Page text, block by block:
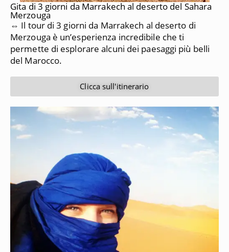
Gita di 3 giorni da Marrakech al deserto del Sahara
Merzouga
⇔ Il tour di 3 giorni da Marrakech al deserto di
Merzouga è un’esperienza incredibile che ti
permette di esplorare alcuni dei paesaggi più belli
del Marocco.
Clicca sull'itinerario